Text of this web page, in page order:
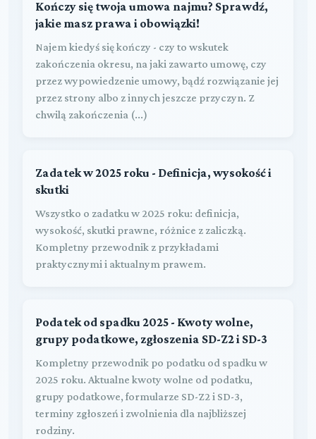
Kończy się twoja umowa najmu? Sprawdź,
jakie masz prawa i obowiązki!
Najem kiedyś się kończy - czy to wskutek
zakończenia okresu, na jaki zawarto umowę, czy
przez wypowiedzenie umowy, bądź rozwiązanie jej
przez strony albo z innych jeszcze przyczyn. Z
chwilą zakończenia (...)
Zadatek w 2025 roku - Definicja, wysokość i
skutki
Wszystko o zadatku w 2025 roku: definicja,
wysokość, skutki prawne, różnice z zaliczką.
Kompletny przewodnik z przykładami
praktycznymi i aktualnym prawem.
Podatek od spadku 2025 - Kwoty wolne,
grupy podatkowe, zgłoszenia SD-Z2 i SD-3
Kompletny przewodnik po podatku od spadku w
2025 roku. Aktualne kwoty wolne od podatku,
grupy podatkowe, formularze SD-Z2 i SD-3,
terminy zgłoszeń i zwolnienia dla najbliższej
rodziny.